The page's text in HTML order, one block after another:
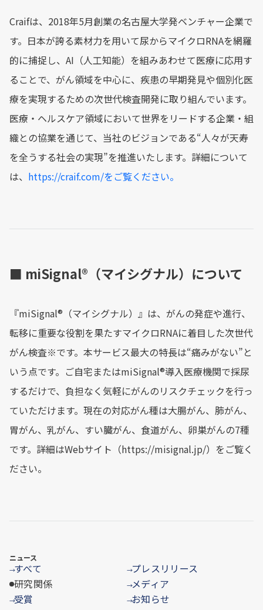
Craifは、2018年5月創業の名古屋大学発ベンチャー企業で
す。日本が誇る素材力を用いて尿からマイクロRNAを網羅
的に捕捉し、AI（人工知能）を組みあわせて医療に応用す
ることで、がん領域を中心に、疾患の早期発見や個別化医
療を実現するための次世代検査開発に取り組んでいます。
医療・ヘルスケア領域において世界をリードする企業・組
織との協業を通じて、当社のビジョンである“人々が天寿
を全うする社会の実現”を推進いたします。詳細について
は、 https://craif.com/をご覧ください。
■ miSignal®︎（マイシグナル）について
『miSignal®︎（マイシグナル）』は、がんの発症や進行、
転移に重要な役割を果たすマイクロRNAに着目した次世代
がん検査※です。本サービス最大の特長は“痛みがない”と
いう点です。ご自宅またはmiSignal®︎導入医療機関で採尿
するだけで、負担なく気軽にがんのリスクチェックを行っ
ていただけます。現在の対応がん種は大腸がん、肺がん、
胃がん、乳がん、すい臓がん、食道がん、卵巣がんの7種
です。詳細はWebサイト（https://misignal.jp/）をご覧く
ださい。
ニュース
→すべて →プレスリリース
研究関係
→メディア
→受賞 →お知らせ